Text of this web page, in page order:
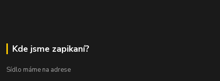
Kde jsme zapikaní?
Sídlo máme na adrese